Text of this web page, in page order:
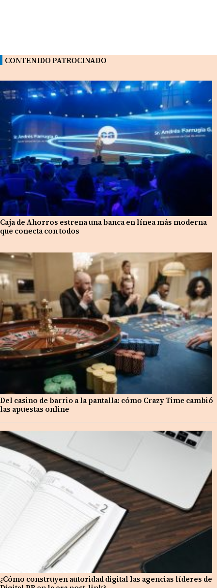
CONTENIDO PATROCINADO
Caja de Ahorros estrena una banca en línea más moderna
que conecta con todos
Del casino de barrio a la pantalla: cómo Crazy Time cambió
las apuestas online
¿Cómo construyen autoridad digital las agencias líderes de